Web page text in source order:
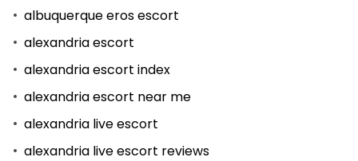
albuquerque eros escort
alexandria escort
alexandria escort index
alexandria escort near me
alexandria live escort
alexandria live escort reviews